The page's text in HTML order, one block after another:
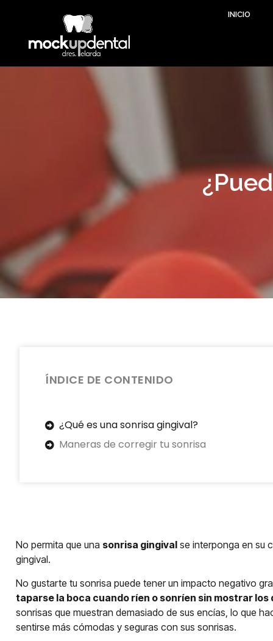
INICIO
ÍNDICE DE CONTENIDO
¿Qué es una sonrisa gingival?
Maneras de corregir tu sonrisa
No permita que una sonrisa gingival se interponga en su
gingival.
No gustarte tu sonrisa puede tener un impacto negativo
taparse la boca cuando ríen o sonríen sin mostrar los
sonrisas que muestran demasiado de sus encías, lo que
sentirse más cómodas y seguras con sus sonrisas.